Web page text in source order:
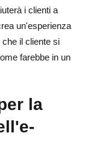
i clienti a
un'esperienza
il cliente si
farebbe in un
la